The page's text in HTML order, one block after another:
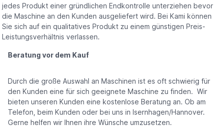
jedes Produkt einer gründlichen Endkontrolle unterziehen bevor
die Maschine an den Kunden ausgeliefert wird. Bei Kami können
Sie sich auf ein qualitatives Produkt zu einem günstigen Preis-
Leistungsverhältnis verlassen.
Beratung vor dem Kauf
Durch die große Auswahl an Maschinen ist es oft schwierig für
den Kunden eine für sich geeignete Maschine zu finden. Wir
bieten unseren Kunden eine kostenlose Beratung an. Ob am
Telefon, beim Kunden oder bei uns in Isernhagen/Hannover.
Gerne helfen wir Ihnen ihre Wünsche umzusetzen.